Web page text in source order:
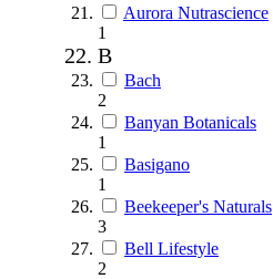
Aurora Nutrascience
1
B
Bach
2
Banyan Botanicals
1
Basigano
1
Beekeeper's Naturals
3
Bell Lifestyle
2